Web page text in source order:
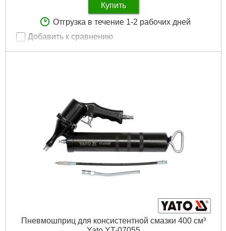
Купить
Отгрузка в течение 1-2 рабочих дней
Добавить к сравнению
Артикул: 81-562
1,475 г
Подробнее...
Пневмошприц для консистентной смазки 400 см³